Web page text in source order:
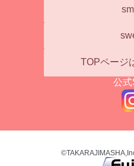
TOPページ
公